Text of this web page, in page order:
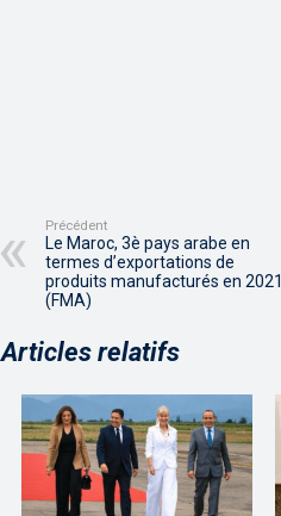
Précédent
Le Maroc, 3è pays arabe en
termes d’exportations de
produits manufacturés en 2021
(FMA)
Articles relatifs